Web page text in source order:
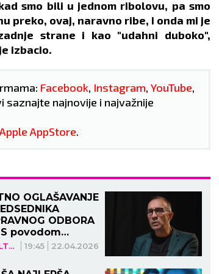
smo bili u jednom ribolovu, pa smo
preko, ovaj, naravno ribe, i onda mi je
strane i kao "udahni duboko",
izbacio.
Facebook, Instagram, YouTube,
saznajte najnovije i najvažnije
Apple AppStore.
KULTURA 19:45 22.04.2026
OGLAŠAVANJE
ODBORA
povodom
o ukidanju
strasti.
ZDRAVLJE:Odlično.